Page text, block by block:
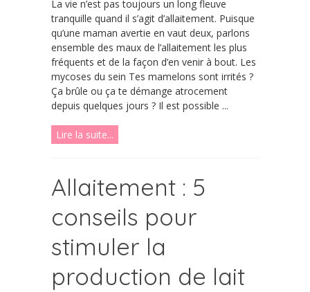
La vie n’est pas toujours un long fleuve
tranquille quand il s’agit d’allaitement. Puisque
qu’une maman avertie en vaut deux, parlons
ensemble des maux de l’allaitement les plus
fréquents et de la façon d’en venir à bout. Les
mycoses du sein Tes mamelons sont irrités ?
Ça brûle ou ça te démange atrocement
depuis quelques jours ? Il est possible ...
Lire la suite...
Allaitement : 5
conseils pour
stimuler la
production de lait